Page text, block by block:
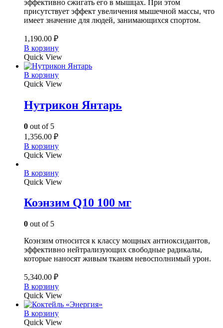
эффективно сжигать его в мышцах. При этом
присутствует эффект увеличения мышечной массы, что
имеет значение для людей, занимающихся спортом.
1,190.00 ₽
В корзину
Quick View
В корзину
Quick View
Нутрикон Янтарь
0 out of 5
1,356.00 ₽
В корзину
Quick View
В корзину
Quick View
Коэнзим Q10 100 мг
0 out of 5
Коэнзим относится к классу мощных антиоксидантов,
эффективно нейтрализующих свободные радикалы,
которые наносят живым тканям невосполнимый урон.
5,340.00 ₽
В корзину
Quick View
В корзину
Quick View